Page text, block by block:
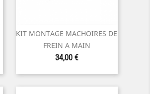
KIT MONTAGE MACHOIRES DE
FREIN A MAIN
Prix
34,00 €
Aperçu rapide